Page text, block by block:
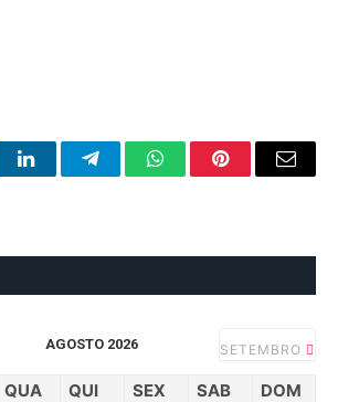
LinkedInTelegramWhatsAppPinterestEmail
AGOSTO 2026 SETEMBRO
QUA QUI SEX SAB DOM